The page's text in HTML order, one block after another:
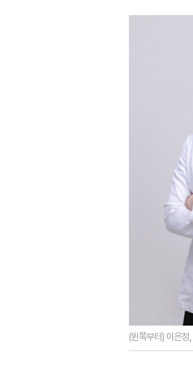
(왼쪽부터) 이은